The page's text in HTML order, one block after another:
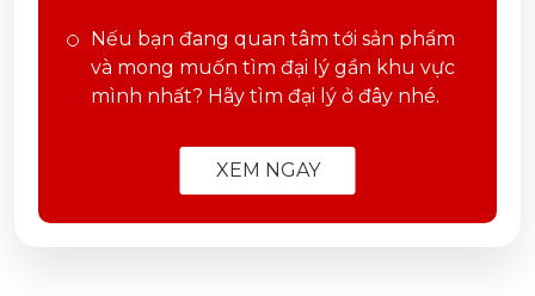
Nếu bạn đang quan tâm tới sản phẩm
và mong muốn tìm đại lý gần khu vực
mình nhất? Hãy tìm đại lý ở đây nhé.
XEM NGAY